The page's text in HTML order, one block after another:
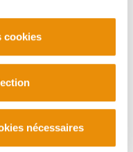
cookies
nécessaires
Fundazioa
-